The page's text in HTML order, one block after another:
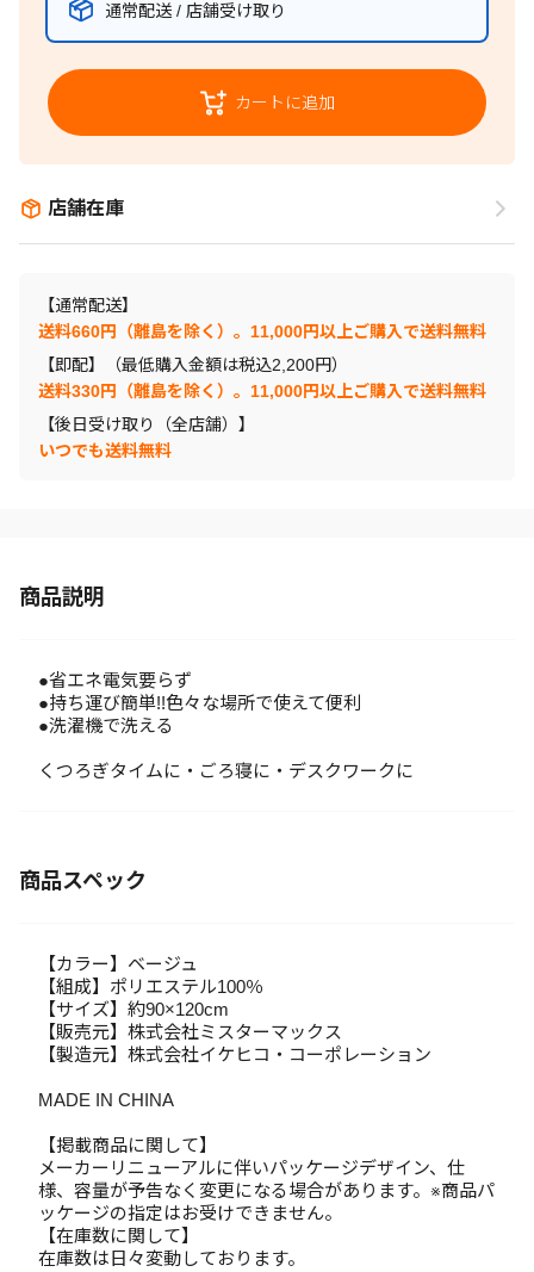
通常配送 / 店舗受け取り
カートに追加
店舗在庫
【通常配送】
送料660円（離島を除く）。11,000円以上ご購入で送料無料
【即配】（最低購入金額は税込2,200円）
送料330円（離島を除く）。11,000円以上ご購入で送料無料
【後日受け取り（全店舗）】
いつでも送料無料
商品説明
●省エネ電気要らず
●持ち運び簡単!!色々な場所で使えて便利
●洗濯機で洗える
くつろぎタイムに・ごろ寝に・デスクワークに
商品スペック
【カラー】ベージュ
【組成】ポリエステル100％
【サイズ】約90×120cm
【販売元】株式会社ミスターマックス
【製造元】株式会社イケヒコ・コーポレーション
MADE IN CHINA
【掲載商品に関して】
メーカーリニューアルに伴いパッケージデザイン、仕
様、容量が予告なく変更になる場合があります。※商品パ
ッケージの指定はお受けできません。
【在庫数に関して】
在庫数は日々変動しております。